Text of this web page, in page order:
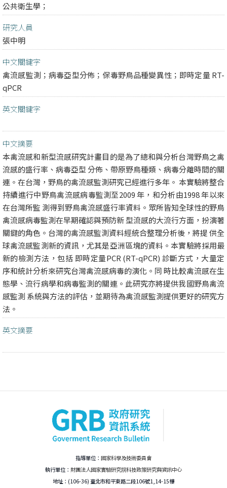
公共衛生學；
研究人員
張中明
中文關鍵字
禽流感監測；病毒亞型分佈；保毒野鳥品種變異性；即時定量 RT-
qPCR
英文關鍵字
中文摘要
本禽流感和新型流感研究計畫目的是為了總和與分析台灣野鳥之禽
流感的盛行率、病毒亞型 分佈、帶原野鳥種類、病毒分離時間的關
連。在台灣，野鳥的禽流感監測研究已經進行多年。 本實驗將整合
持續進行中野鳥禽流感病毒監測至2009 年，和分析由1998 年以來
在台灣所監 測得到野鳥禽流感盛行率資料。眾所皆知全球性的野鳥
禽流感病毒監測在早期確認與預防新 型流感的大流行方面，扮演著
關鍵的角色。台灣的禽流感監測資料經統合整理分析後，將提 供全
球禽流感監測新的資訊，尤其是亞洲區塊的資料。本實驗將採用最
新的檢測方法，包括 即時定量PCR (RT-qPCR) 診斷方式，大量定
序和統計分析來研究台灣禽流感病毒的演化。同 時比較禽流感在生
態學、流行病學和病毒監測的關連。此研究亦將提供我國野鳥禽流
感監測 系統與方法的評估，並期待為禽流感監測提供更好的研究方
法。
英文摘要
指導單位： 國家科學及技術委員會
執行單位： 財團法人國家實驗研究院科技政策研究與資訊中心
地址：(106-36) 臺北市和平東路二段106號1,14-15樓